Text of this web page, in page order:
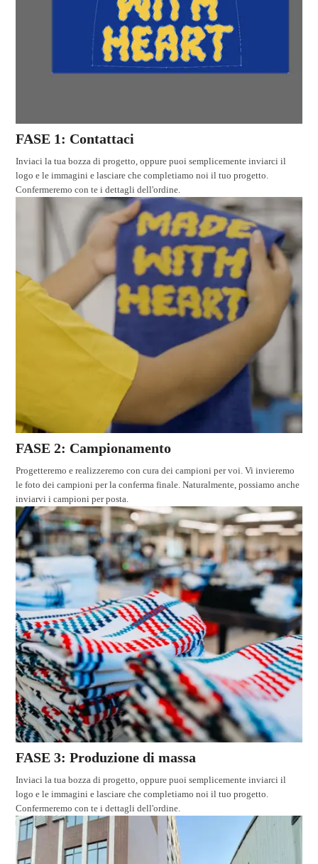
FASE 1: Contattaci
Inviaci la tua bozza di progetto, oppure puoi semplicemente inviarci il
logo e le immagini e lasciare che completiamo noi il tuo progetto.
Confermeremo con te i dettagli dell'ordine.
FASE 2: Campionamento
Progetteremo e realizzeremo con cura dei campioni per voi. Vi invieremo
le foto dei campioni per la conferma finale. Naturalmente, possiamo anche
inviarvi i campioni per posta.
FASE 3: Produzione di massa
Inviaci la tua bozza di progetto, oppure puoi semplicemente inviarci il
logo e le immagini e lasciare che completiamo noi il tuo progetto.
Confermeremo con te i dettagli dell'ordine.